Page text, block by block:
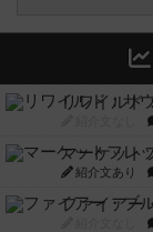
リワイルド
マーケット
紹介文あり
ファイアー